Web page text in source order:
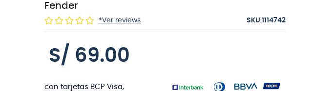
Fender
*Ver reviews :1114742
S/ 69.00
con tarjetas BCP Visa,